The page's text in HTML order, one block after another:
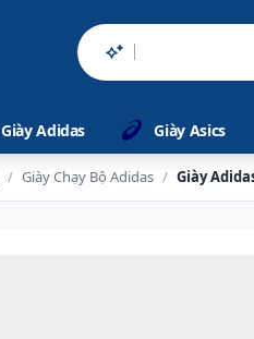
Sản phẩm chín
Giày Adidas Giày Asics
/ Giày Chạy Bộ Adidas / Giày